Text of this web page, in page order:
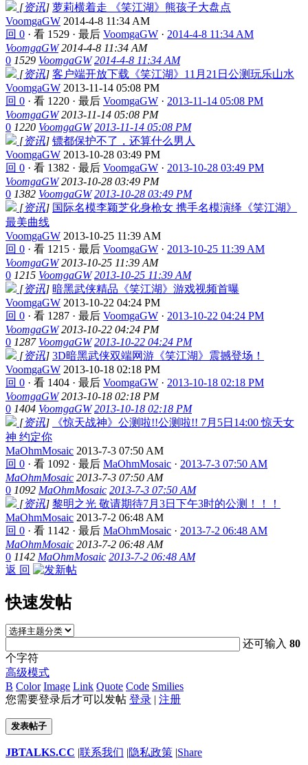
[资讯] 萝莉横着走 《笑江湖》熊孩子大盘点
VoomgaGW 2014-4-8 11:34 AM
回 0 · 看 1529 · 最后 VoomgaGW · 2014-4-8 11:34 AM
VoomgaGW 2014-4-8 11:34 AM
0 1529 VoomgaGW 2014-4-8 11:34 AM
[资讯] 客户端开放下载《笑江湖》11月21日公测玩乐山水
VoomgaGW 2013-11-14 05:08 PM
回 0 · 看 1220 · 最后 VoomgaGW · 2013-11-14 05:08 PM
VoomgaGW 2013-11-14 05:08 PM
0 1220 VoomgaGW 2013-11-14 05:08 PM
[资讯] 镖都保护不了，还算什么男人
VoomgaGW 2013-10-28 03:49 PM
回 0 · 看 1382 · 最后 VoomgaGW · 2013-10-28 03:49 PM
VoomgaGW 2013-10-28 03:49 PM
0 1382 VoomgaGW 2013-10-28 03:49 PM
[资讯] 国际名模李颖芝化身枪女 携手名模演绎《笑江湖》
最美曲线
VoomgaGW 2013-10-25 11:39 AM
回 0 · 看 1215 · 最后 VoomgaGW · 2013-10-25 11:39 AM
VoomgaGW 2013-10-25 11:39 AM
0 1215 VoomgaGW 2013-10-25 11:39 AM
[资讯] 暗黑武侠精品《笑江湖》游戏视频首曝
VoomgaGW 2013-10-22 04:24 PM
回 0 · 看 1287 · 最后 VoomgaGW · 2013-10-22 04:24 PM
VoomgaGW 2013-10-22 04:24 PM
0 1287 VoomgaGW 2013-10-22 04:24 PM
[资讯] 3D暗黑武侠双端网游《笑江湖》震撼登场！
VoomgaGW 2013-10-18 02:18 PM
回 0 · 看 1404 · 最后 VoomgaGW · 2013-10-18 02:18 PM
VoomgaGW 2013-10-18 02:18 PM
0 1404 VoomgaGW 2013-10-18 02:18 PM
[资讯]
《惊天战神》公测啦!!公测啦!! 7月5日14:00 惊天女
神 约定你
MaOhmMosaic 2013-7-3 07:50 AM
回 0 · 看 1092 · 最后 MaOhmMosaic · 2013-7-3 07:50 AM
MaOhmMosaic 2013-7-3 07:50 AM
0 1092 MaOhmMosaic 2013-7-3 07:50 AM
[资讯] 黎明之光 敬请期待7月3日下午3时的公测！！！
MaOhmMosaic 2013-7-2 06:48 AM
回 0 · 看 1142 · 最后 MaOhmMosaic · 2013-7-2 06:48 AM
MaOhmMosaic 2013-7-2 06:48 AM
0 1142 MaOhmMosaic 2013-7-2 06:48 AM
返 回
快速发帖
还可输入80
个字符
高级模式
B Color Image Link Quote Code Smilies
您需要登录后才可以发帖 登录 | 注册
发表帖子
JBTALKS.CC |联系我们 |隐私政策 |Share